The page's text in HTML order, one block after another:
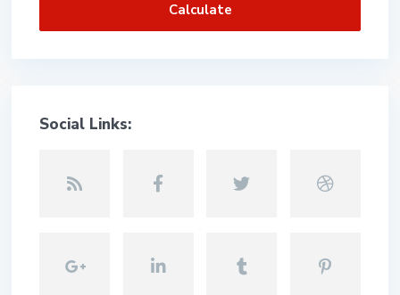
Calculate
Social Links: